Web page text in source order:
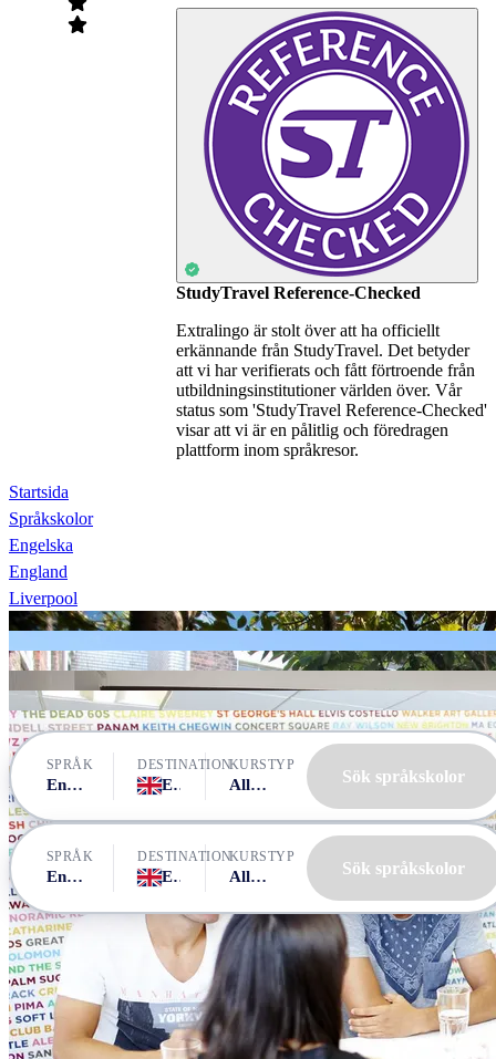
StudyTravel Reference-Checked
Extralingo är stolt över att ha officiellt
erkännande från StudyTravel. Det betyder
att vi har verifierats och fått förtroende från
utbildningsinstitutioner världen över. Vår
status som 'StudyTravel Reference-Checked'
visar att vi är en pålitlig och föredragen
plattform inom språkresor.
Startsida
Språkskolor
Engelska
England
Liverpool
Liverpool School of English
Liverpool School of English
Liverpool School of English
LILA Liverpool
LILA Liverpool
SPRÅK
Engelska
DESTINATION
England, Liverpool
KURSTYP
Alla kurser Sök språkskolor
SPRÅK
Engelska
DESTINATION
England, Liverpool
KURSTYP
Alla kurser Sök språkskolor